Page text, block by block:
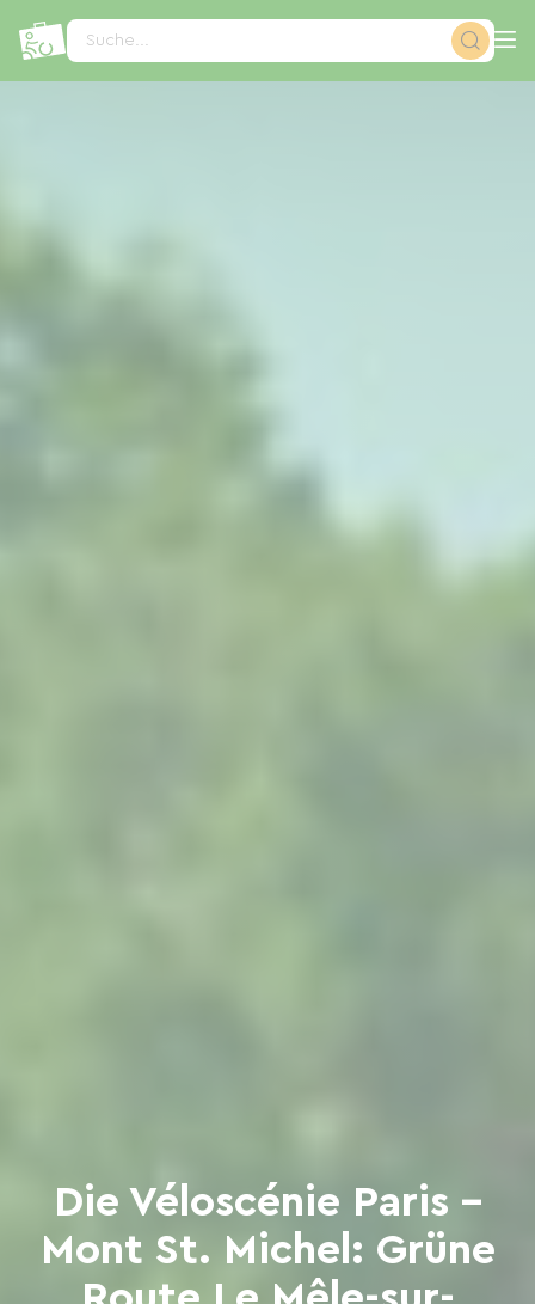
Suche...
Die Véloscénie Paris –
Mont St. Michel: Grüne
Cookie-Einstellungen